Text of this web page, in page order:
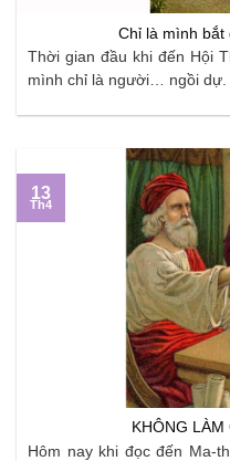
Chỉ là mình bắt
Thời gian đầu khi đến Hội
mình chỉ là người… ngồi dự.
KHÔNG
Hôm nay khi đọc đến Ma-
13
Th4